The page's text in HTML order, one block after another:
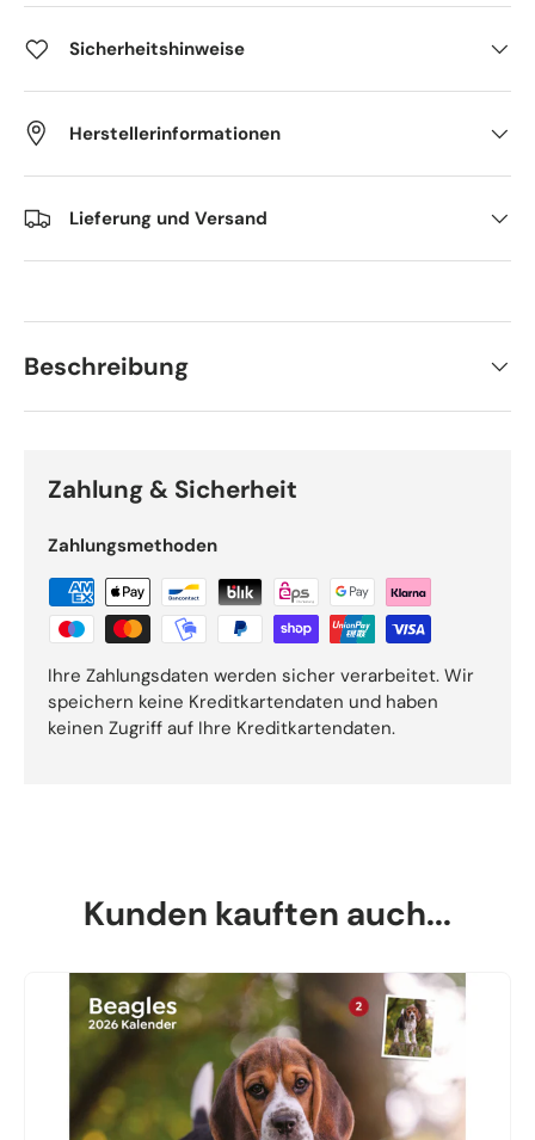
Sicherheitshinweise
Herstellerinformationen
Lieferung und Versand
Beschreibung
Zahlung & Sicherheit
Zahlungsmethoden
Ihre Zahlungsdaten werden sicher verarbeitet. Wir
speichern keine Kreditkartendaten und haben
keinen Zugriff auf Ihre Kreditkartendaten.
Kunden kauften auch...